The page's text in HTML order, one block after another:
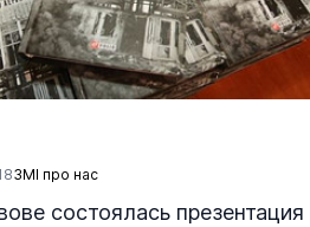
ЗМІ про нас
состоялась презентация